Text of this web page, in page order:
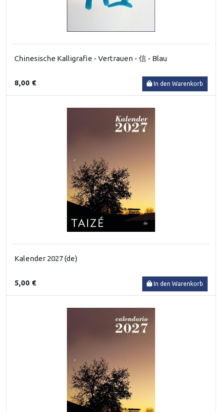
Chinesische Kalligrafie - Vertrauen - 信 - Blau
8,00 € In den Warenkorb
Kalender 2027 (de)
5,00 € In den Warenkorb